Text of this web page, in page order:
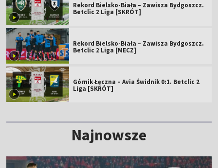
Rekord Bielsko-Biała – Zawisza Bydgoszcz.
Betclic 2 Liga [SKRÓT]
Rekord Bielsko-Biała – Zawisza Bydgoszcz.
Betclic 2 Liga [MECZ]
Górnik Łęczna – Avia Świdnik 0:1. Betclic 2
Liga [SKRÓT]
Najnowsze